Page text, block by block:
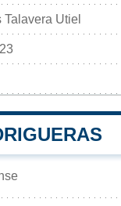
Utiel